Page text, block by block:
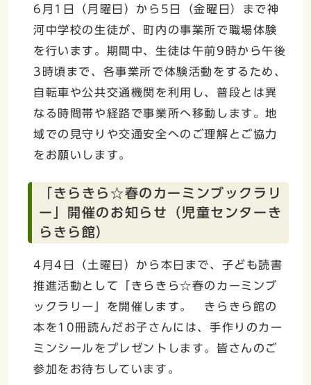
6月1日（月曜日）から5日（金曜日）まで神
河中学校の生徒が、町内の事業所で職場体験
を行います。期間中、生徒は午前9時から午後
3時頃まで、各事業所で体験活動をするため、
自転車や公共交通機関を利用し、普段とは異
なる時間帯や経路で事業所へ移動します。地
域での見守りや交通安全へのご理解とご協力
をお願いします。
「きらきら☆春のカーミンブックラリ
ー」開催のお知らせ（児童センターき
らきら館）
4月4日（土曜日）から本日まで、子ども読書
推進活動として「きらきら☆春のカーミンブ
ックラリー」を開催します。 きらきら館の
本を10冊読んだお子さんには、手作りのカー
ミンシールをプレゼントします。皆さんのご
参加をお待ちしています。